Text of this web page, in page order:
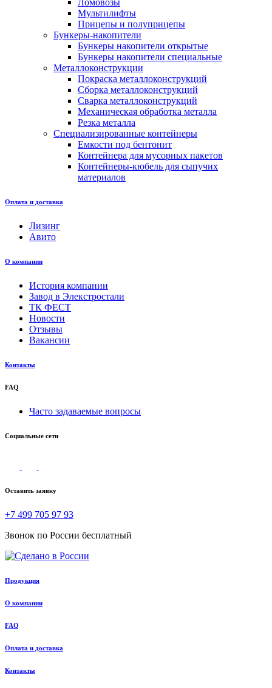
Ломовозы
Мультилифты
Прицепы и полуприцепы
Бункеры-накопители
Бункеры накопители открытые
Бункеры накопители специальные
Металлоконструкции
Покраска металлоконструкций
Сборка металлоконструкций
Сварка металлоконструкций
Механическая обработка металла
Резка металла
Специализированные контейнеры
Емкости под бентонит
Контейнера для мусорных пакетов
Контейнеры-кюбель для сыпучих
материалов
Оплата и доставка
Лизинг
Авито
О компании
История компании
Завод в Элекстростали
ТК ФЕСТ
Новости
Отзывы
Вакансии
Контакты
FAQ
Часто задаваемые вопросы
Социальные сети
Оставить заявку
+7 499 705 97 93
Звонок по России бесплатный
Продукция
О компании
FAQ
Оплата и доставка
Контакты